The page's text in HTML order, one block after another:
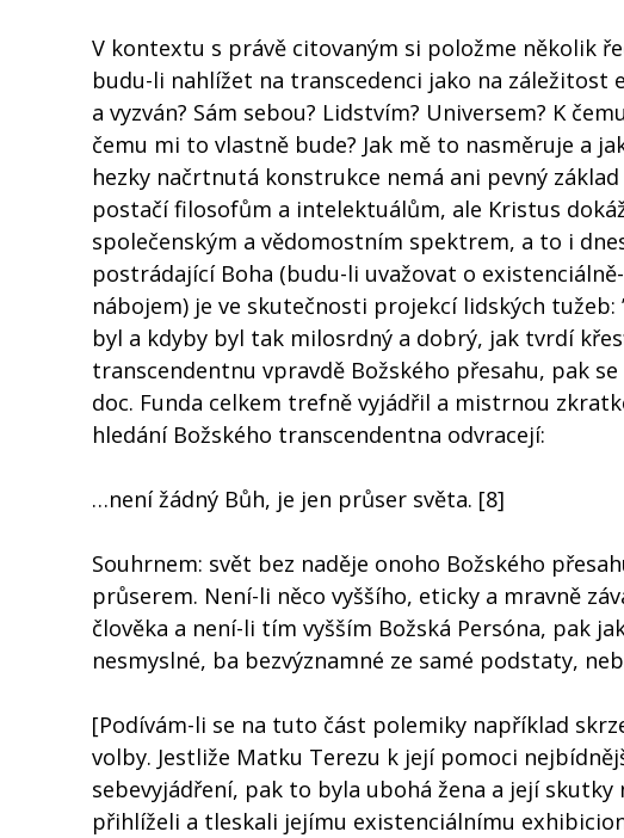
V kontextu s právě citovaným si položme několik
budu-li nahlížet na transcedenci jako na
a vyzván? Sám sebou? Lidstvím? Universem? K
čemu mi to vlastně bude? Jak mě to nasměruje a
hezky načrtnutá konstrukce nemá ani pevný
postačí filosofům a intelektuálům, ale Kristus
společenským a vědomostním spektrem, a to i
postrádající Boha (budu-li uvažovat o
nábojem) je ve skutečnosti projekcí lidských
byl a kdyby byl tak milosrdný a dobrý, jak tvrdí
transcendentnu vpravdě Božského přesahu, pak
doc. Funda celkem trefně vyjádřil a mistrnou
hledání Božského transcendentna odvracejí:
…není žádný Bůh, je jen průser světa. [8]
Souhrnem: svět bez naděje onoho Božského
průserem. Není-li něco vyššího, eticky a mravně
člověka a není-li tím vyšším Božská Persóna, pak
nesmyslné, ba bezvýznamné ze samé podstaty,
[Podívám-li se na tuto část polemiky například
volby. Jestliže Matku Terezu k její pomoci
sebevyjádření, pak to byla ubohá žena a její
přihlíželi a tleskali jejímu existenciálnímu